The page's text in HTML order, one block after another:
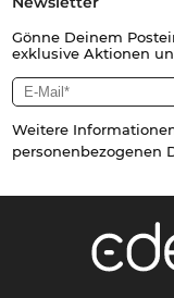
Gönne Deinem
exklusive Aktionen
Weitere
personenbezogenen